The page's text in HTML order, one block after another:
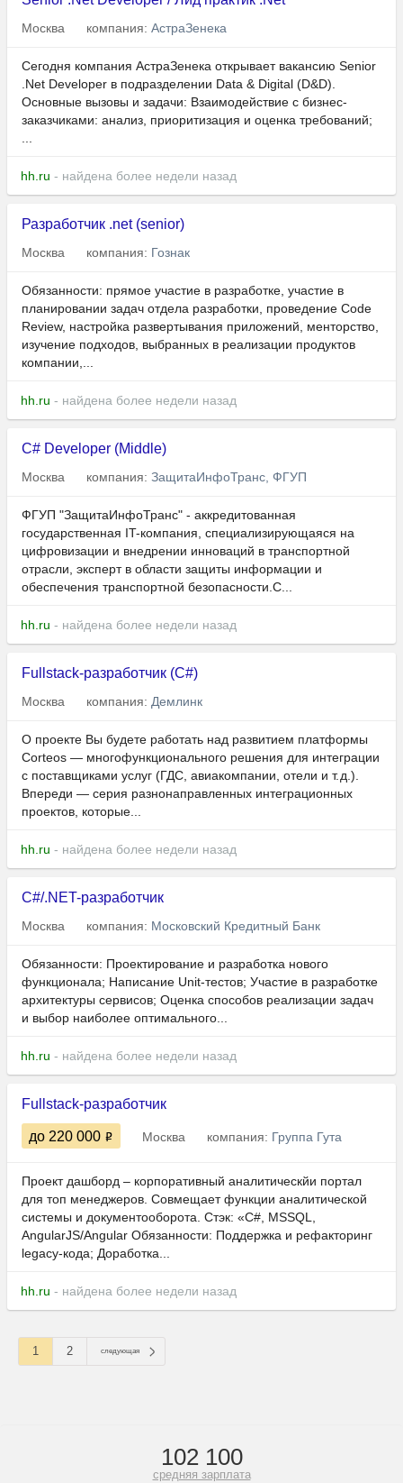
Москва компания: АстраЗенека
Сегодня компания АстраЗенека открывает вакансию Senior
.Net Developer в подразделении Data & Digital (D&D).
Основные вызовы и задачи: Взаимодействие с бизнес-
заказчиками: анализ, приоритизация и оценка требований;
...
hh.ru - найдена более недели назад
Разработчик .net (senior)
Москва компания: Гознак
Обязанности: прямое участие в разработке, участие в
планировании задач отдела разработки, проведение Code
Review, настройка развертывания приложений, менторство,
изучение подходов, выбранных в реализации продуктов
компании,...
hh.ru - найдена более недели назад
C# Developer (Middle)
Москва компания: ЗащитаИнфоТранс, ФГУП
ФГУП "ЗащитаИнфоТранс" - аккредитованная
государственная IT-компания, специализирующаяся на
цифровизации и внедрении инноваций в транспортной
отрасли, эксперт в области защиты информации и
обеспечения транспортной безопасности.С...
hh.ru - найдена более недели назад
Fullstack‑разработчик (C#)
Москва компания: Демлинк
О проекте Вы будете работать над развитием платформы
Corteos — многофункционального решения для интеграции
с поставщиками услуг (ГДС, авиакомпании, отели и т. д.).
Впереди — серия разнонаправленных интеграционных
проектов, которые...
hh.ru - найдена более недели назад
C#/.NET-разработчик
Москва компания: Московский Кредитный Банк
Обязанности: Проектирование и разработка нового
функционала; Написание Unit-тестов; Участие в разработке
архитектуры сервисов; Оценка способов реализации задач
и выбор наиболее оптимального...
hh.ru - найдена более недели назад
Fullstack-разработчик
до 220 000 Москва компания: Группа Гута
Проект дашборд – корпоративный аналитическйи портал
для топ менеджеров. Совмещает функции аналитической
системы и документооборота. Cтэк: «C#, MSSQL,
AngularJS/Angular Обязанности: Поддержка и рефакторинг
legacy-кода; Доработка...
hh.ru - найдена более недели назад
1 2 следующая
102 100
средняя зарплата